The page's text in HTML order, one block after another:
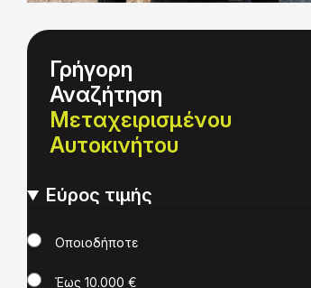
Γρήγορη
Αναζήτηση
Μεταχειρισμένου
Αυτοκινήτου
Εύρος τιμής
ΤιμήΟποιοδήποτε
Έως 10.000 €